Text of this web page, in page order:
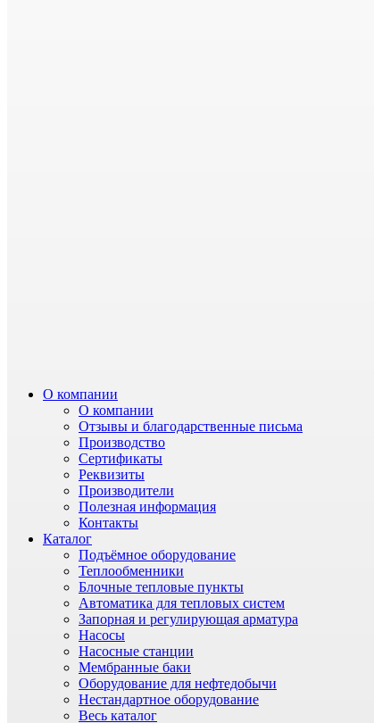
О компании
О компании
Отзывы и благодарственные письма
Производство
Сертификаты
Реквизиты
Производители
Полезная информация
Контакты
Каталог
Подъёмное оборудование
Теплообменники
Блочные тепловые пункты
Автоматика для тепловых систем
Запорная и регулирующая арматура
Насосы
Насосные станции
Мембранные баки
Оборудование для нефтедобычи
Нестандартное оборудование
Весь каталог